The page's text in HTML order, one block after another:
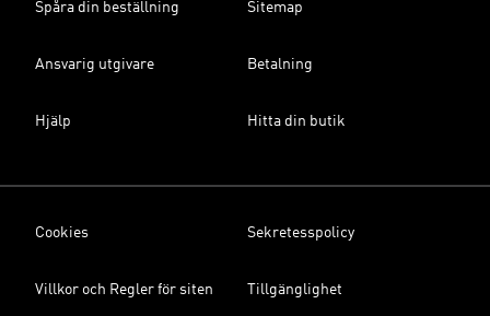
Spåra din beställning Sitemap
Ansvarig utgivare Betalning
Hjälp Hitta din butik
Cookies Sekretesspolicy
Villkor och Regler för siten Tillgänglighet